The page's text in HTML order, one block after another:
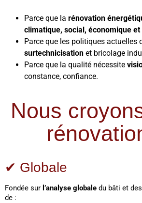
Parce que la rénovation
climatique, social, économique et
Parce que les politiques actuelles
surtechnicisation et bricolage
Parce que la qualité nécessite
constance, confiance.
Nous
✔ Globale
Fondée sur l’analyse globale du bâti et
de :